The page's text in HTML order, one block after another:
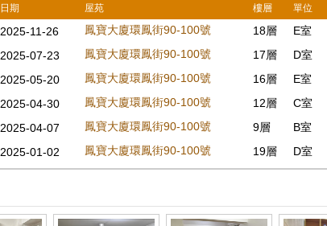
日期 屋苑 樓層 單位
2025-11-26 鳳寶大廈環鳳街90-100號 18層 E室
2025-07-23
鳳寶大廈環鳳街90-100號 17層 D室
2025-05-20
鳳寶大廈環鳳街90-100號 16層 E室
2025-04-30
鳳寶大廈環鳳街90-100號 12層 C室
2025-04-07
鳳寶大廈環鳳街90-100號 9層 B室
2025-01-02
鳳寶大廈環鳳街90-100號 19層 D室